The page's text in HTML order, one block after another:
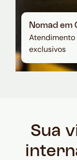
Nomad em
exclusivos
Sua